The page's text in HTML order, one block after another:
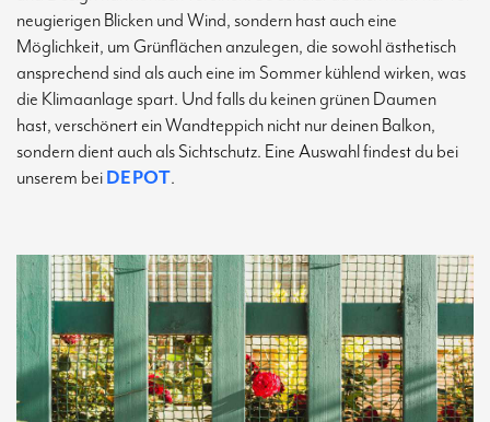
neugierigen Blicken und Wind, sondern hast auch eine
Möglichkeit, um Grünflächen anzulegen, die sowohl ästhetisch
ansprechend sind als auch eine im Sommer kühlend wirken, was
die Klimaanlage spart. Und falls du keinen grünen Daumen
hast, verschönert ein Wandteppich nicht nur deinen Balkon,
sondern dient auch als Sichtschutz. Eine Auswahl findest du bei
unserem bei DEPOT.